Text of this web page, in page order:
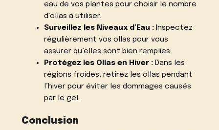
eau de vos plantes pour choisir le nombre
d’ollas à utiliser.
Surveillez les Niveaux d’Eau :Inspectez
régulièrement vos ollas pour vous
assurer qu’elles sont bien remplies.
Protégez les Ollas en Hiver :Dans les
régions froides, retirez les ollas pendant
l’hiver pour éviter les dommages causés
par le gel.
Conclusion